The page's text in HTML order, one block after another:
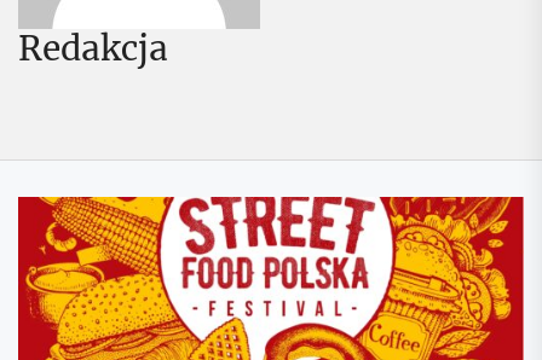
Redakcja